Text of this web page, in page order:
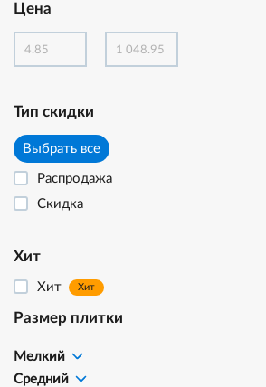
Цена
Тип скидки
Выбрать все
Распродажа
Скидка
Хит
Хит Хит
Размер плитки
Мелкий
Средний